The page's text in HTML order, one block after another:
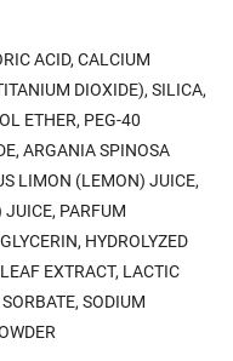
ACID, CALCIUM
DIOXIDE), SILICA,
ETHER, PEG-40
ARGANIA SPINOSA
LIMON (LEMON) JUICE,
PARFUM
HYDROLYZED
EXTRACT, LACTIC
SODIUM